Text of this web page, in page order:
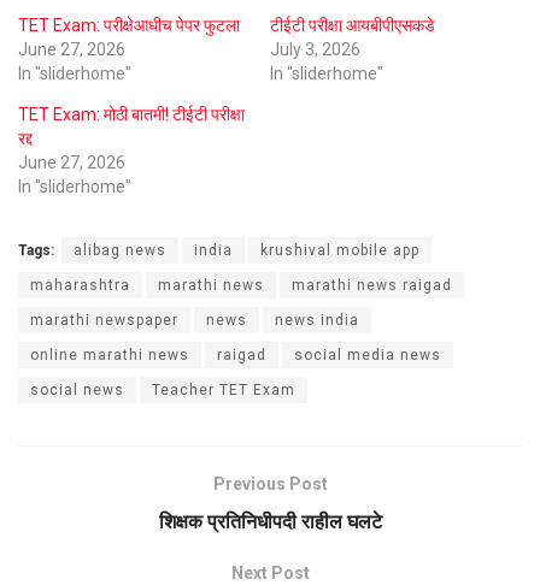
TET Exam: परीक्षेआधीच पेपर फुटला
June 27, 2026
In "sliderhome"
टीईटी परीक्षा आयबीपीएसकडे
July 3, 2026
In "sliderhome"
TET Exam: मोठी बातमी! टीईटी परीक्षा
रद्द
June 27, 2026
In "sliderhome"
Tags: alibag news india krushival mobile app
maharashtra marathi news marathi news raigad
marathi newspaper news news india
online marathi news raigad social media news
social news Teacher TET Exam
Previous Post
शिक्षक प्रतिनिधीपदी राहील घलटे
Next Post